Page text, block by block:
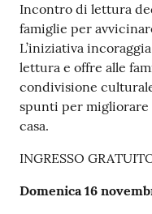
Incontro di lettura
famiglie per
L’iniziativa
lettura e offre alle
condivisione
spunti per migliorare
casa.
INGRESSO
Domenica 16